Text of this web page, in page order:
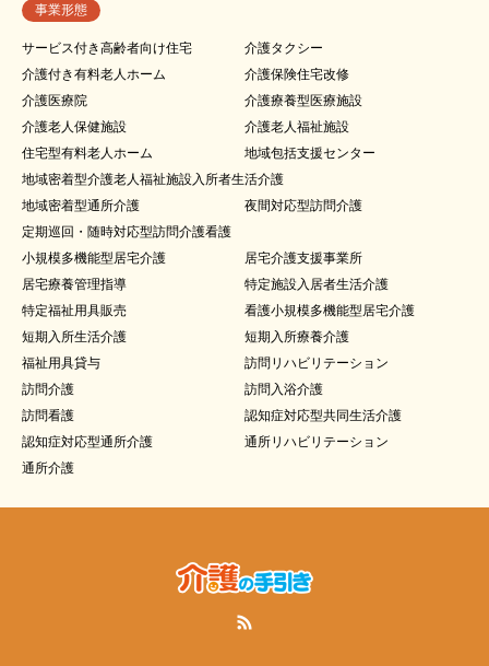
事業形態
サービス付き高齢者向け住宅
介護タクシー
介護付き有料老人ホーム
介護保険住宅改修
介護医療院
介護療養型医療施設
介護老人保健施設
介護老人福祉施設
住宅型有料老人ホーム
地域包括支援センター
地域密着型介護老人福祉施設入所者生活介護
地域密着型通所介護
夜間対応型訪問介護
定期巡回・随時対応型訪問介護看護
小規模多機能型居宅介護
居宅介護支援事業所
居宅療養管理指導
特定施設入居者生活介護
特定福祉用具販売
看護小規模多機能型居宅介護
短期入所生活介護
短期入所療養介護
福祉用具貸与
訪問リハビリテーション
訪問介護
訪問入浴介護
訪問看護
認知症対応型共同生活介護
認知症対応型通所介護
通所リハビリテーション
通所介護